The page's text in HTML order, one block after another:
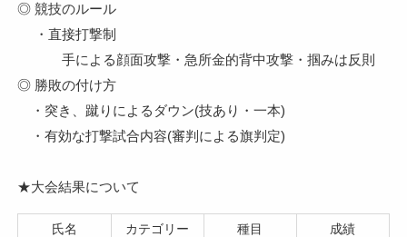
◎ 競技のルール
・直接打撃制
手による顔面攻撃・急所金的背中攻撃・掴みは反則
◎ 勝敗の付け方
・突き、蹴りによるダウン(技あり・一本)
・有効な打撃試合内容(審判による旗判定)
★大会結果について
氏名 カテゴリー 種目 成績